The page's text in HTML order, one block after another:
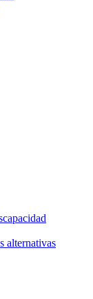
alternativas